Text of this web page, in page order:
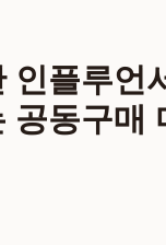
인플루언
공동구매